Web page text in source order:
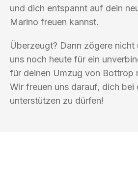
und dich entspannt auf dein
Marino freuen kannst.
Überzeugt? Dann zögere
uns noch heute für ein
für deinen Umzug von Bottrop
Wir freuen uns darauf, dich bei
unterstützen zu dürfen!